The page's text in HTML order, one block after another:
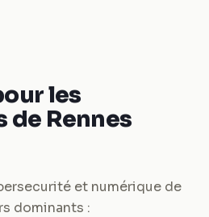
les
Rennes
et numérique de
dominants :